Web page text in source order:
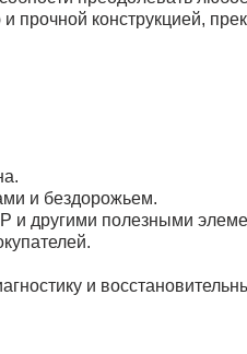
прочной конструкцией,
и бездорожьем.
и другими полезными
и